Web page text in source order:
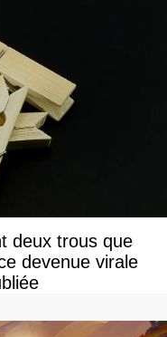
deux trous que
devenue virale